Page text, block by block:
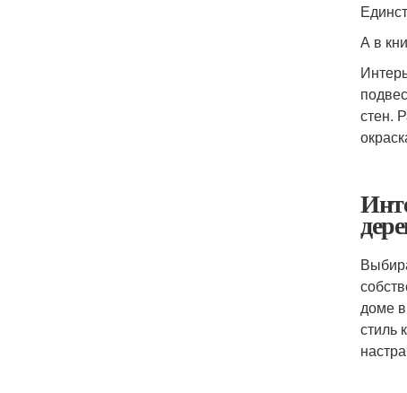
А в
стен.
доме
стиль